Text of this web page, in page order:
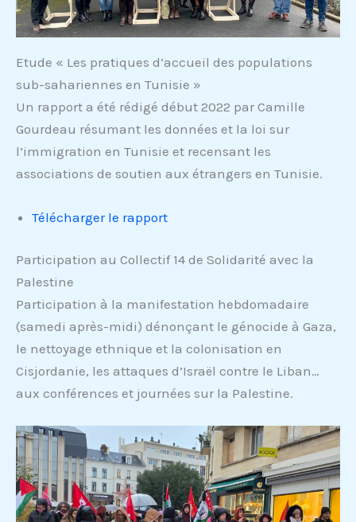
Etude « Les pratiques d’accueil des populations
sub-sahariennes en Tunisie »
Un rapport a été rédigé début 2022 par Camille
Gourdeau résumant les données et la loi sur
l’immigration en Tunisie et recensant les
associations de soutien aux étrangers en Tunisie.
Télécharger le rapport
Participation au Collectif 14 de Solidarité avec la
Palestine
Participation à la manifestation hebdomadaire
(samedi après-midi) dénonçant le génocide à Gaza,
le nettoyage ethnique et la colonisation en
Cisjordanie, les attaques d’Israël contre le Liban…
aux conférences et journées sur la Palestine.